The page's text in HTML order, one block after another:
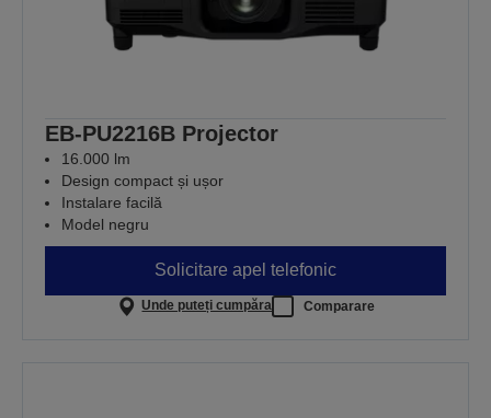
EB-PU2216B Projector
16.000 lm
Design compact și ușor
Instalare facilă
Model negru
Solicitare apel telefonic
Unde puteți cumpăra Comparare